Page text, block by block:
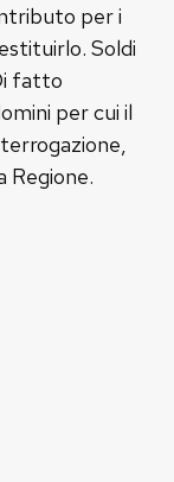
per i
Soldi
fatto
per cui il
Regione.